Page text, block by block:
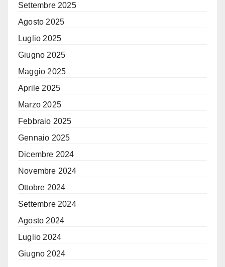
Settembre 2025
Agosto 2025
Luglio 2025
Giugno 2025
Maggio 2025
Aprile 2025
Marzo 2025
Febbraio 2025
Gennaio 2025
Dicembre 2024
Novembre 2024
Ottobre 2024
Settembre 2024
Agosto 2024
Luglio 2024
Giugno 2024